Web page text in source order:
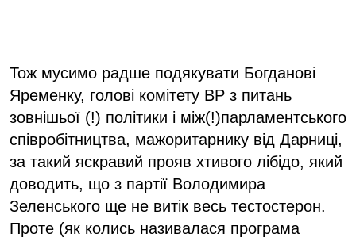
Тож мусимо радше подякувати Богданові
Яременку, голові комітету ВР з питань
зовнішьої (!) політики і між(!)парламентського
співробітництва, мажоритарнику від Дарниці,
за такий яскравий прояв хтивого лібідо, який
доводить, що з партії Володимира
Зеленського ще не витік весь тестостерон.
Проте (як колись називалася програма